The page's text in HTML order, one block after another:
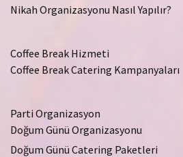
Nikah Organizasyonu Nasıl Yapılır?
Coffee Break Hizmeti
Coffee Break Catering Kampanyaları
Parti Organizasyon
Doğum Günü Organizasyonu
Doğum Günü Catering Paketleri